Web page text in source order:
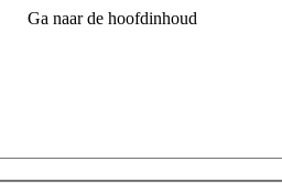
Ga naar de hoofdinhoud